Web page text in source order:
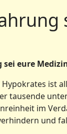
sei eure
Hypokrates ist
tausende
im
und